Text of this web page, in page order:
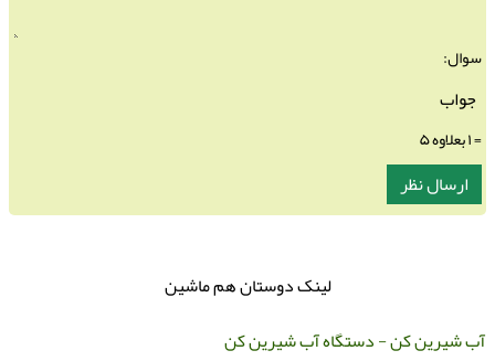
سوال:
لینک دوستان هم ماشین
شیرین کن - دستگاه آب شیرین کن